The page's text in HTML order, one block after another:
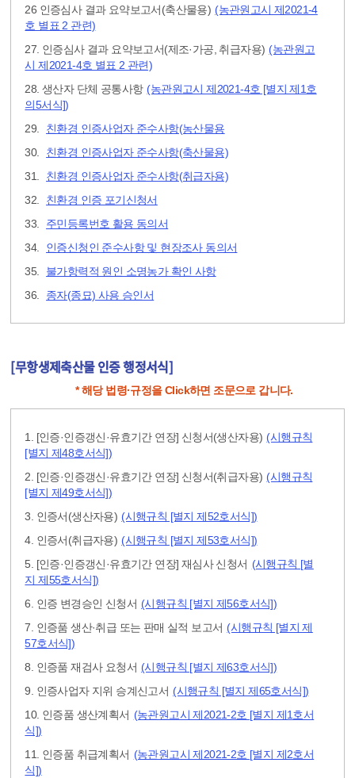
26 인증심사 결과 요약보고서(축산물용) (농관원고시 제2021-4
호 별표 2 관련)
27. 인증심사 결과 요약보고서(제조·가공, 취급자용) (농관원고
시 제2021-4호 별표 2 관련)
28. 생산자 단체 공통사항 (농관원고시 제2021-4호 [별지 제1호
의5서식])
29.
친환경 인증사업자 준수사항(농산물용
30.
친환경 인증사업자 준수사항(축산물용)
31.
친환경 인증사업자 준수사항(취급자용)
32.
친환경 인증 포기신청서
33.
주민등록번호 활용 동의서
34.
인증신청인 준수사항 및 현장조사 동의서
35.
불가항력적 원인 소명농가 확인 사항
36.
종자(종묘) 사용 승인서
[무항생제축산물 인증 행정서식]
* 해당 법령·규정을 Click하면 조문으로 갑니다.
1. [인증·인증갱신·유효기간 연장] 신청서(생산자용) (시행규칙
[별지 제48호서식])
2. [인증·인증갱신·유효기간 연장] 신청서(취급자용) (시행규칙
[별지 제49호서식])
3. 인증서(생산자용) (시행규칙 [별지 제52호서식])
4. 인증서(취급자용) (시행규칙 [별지 제53호서식])
5. [인증·인증갱신·유효기간 연장] 재심사 신청서 (시행규칙 [별
지 제55호서식])
6. 인증 변경승인 신청서 (시행규칙 [별지 제56호서식])
7. 인증품 생산·취급 또는 판매 실적 보고서 (시행규칙 [별지 제
57호서식])
8. 인증품 재검사 요청서 (시행규칙 [별지 제63호서식])
9. 인증사업자 지위 승계신고서 (시행규칙 [별지 제65호서식])
10. 인증품 생산계획서 (농관원고시 제2021-2호 [별지 제1호서
식])
11. 인증품 취급계획서 (농관원고시 제2021-2호 [별지 제2호서
식])